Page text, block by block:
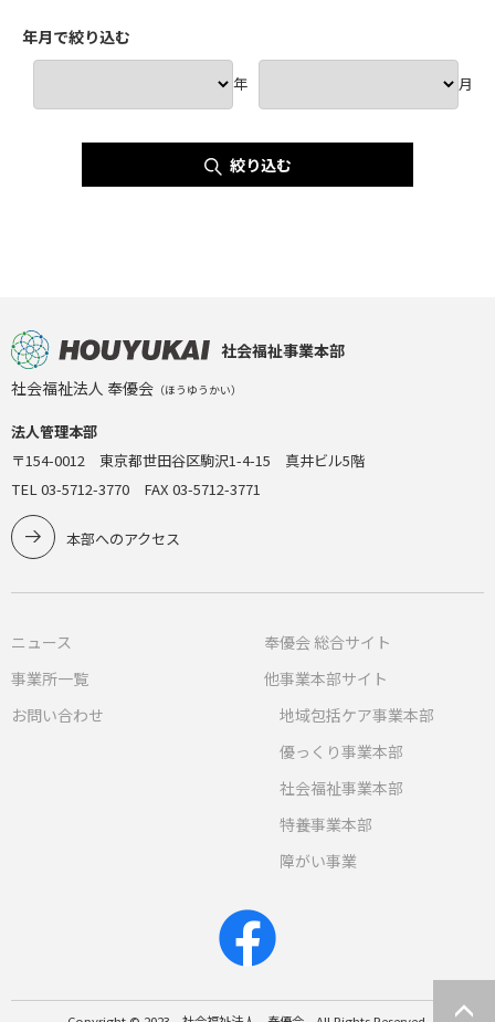
年月で絞り込む
年 月
絞り込む
社会福祉事業本部
社会福祉法人 奉優会 （ほうゆうかい）
法人管理本部
〒154-0012 東京都世田谷区駒沢1-4-15 真井ビル5階
TEL 03-5712-3770 FAX 03-5712-3771
本部へのアクセス
ニュース
事業所一覧
お問い合わせ
奉優会 総合サイト
他事業本部サイト
地域包括ケア事業本部
優っくり事業本部
社会福祉事業本部
特養事業本部
障がい事業